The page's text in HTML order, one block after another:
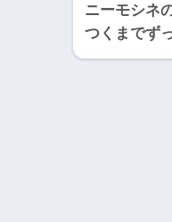
ニーモシネ
つくまでず